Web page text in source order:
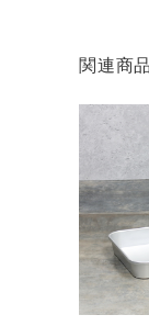
関連商品